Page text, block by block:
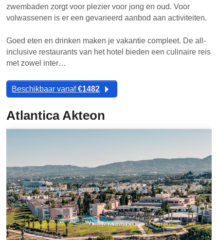
zwembaden zorgt voor plezier voor jong en oud. Voor
volwassenen is er een gevarieerd aanbod aan activiteiten.
Goed eten en drinken maken je vakantie compleet. De all-
inclusive restaurants van het hotel bieden een culinaire reis
met zowel inter…
Beschikbaar vanaf€1482
Atlantica Akteon